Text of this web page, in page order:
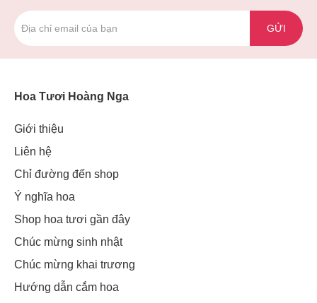
GỬI
Hoa Tươi Hoàng Nga
Giới thiệu
Liên hệ
Chỉ đường đến shop
Ý nghĩa hoa
Shop hoa tươi gần đây
Chúc mừng sinh nhật
Chúc mừng khai trương
Hướng dẫn cắm hoa